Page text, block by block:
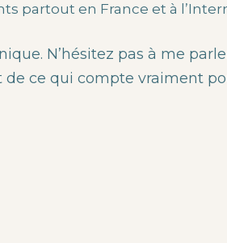
partout en France et à
N’hésitez pas à me
de ce qui compte vraiment